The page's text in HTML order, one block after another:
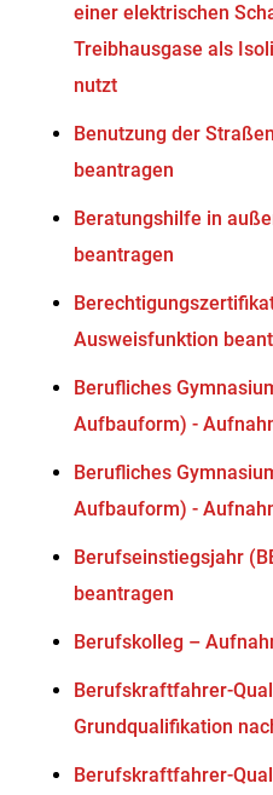
einer elektrischen
Treibhausgase als
nutzt
Benutzung der
beantragen
Beratungshilfe in
beantragen
Ausweisfunktion
Berufliches
Aufbauform) -
Berufliches
Aufbauform) -
Berufseinstiegsjahr
beantragen
Berufskolleg –
Berufskraftfahrer-
Grundqualifikation
Berufskraftfahrer-